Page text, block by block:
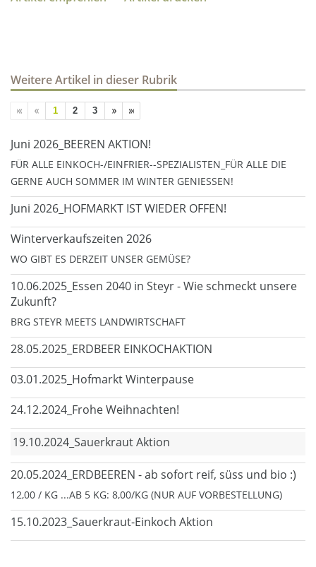
Weitere Artikel in dieser Rubrik
1 2 3
Juni 2026_BEEREN AKTION!
FÜR ALLE EINKOCH-/EINFRIER--SPEZIALISTEN_FÜR ALLE DIE
GERNE AUCH SOMMER IM WINTER GENIESSEN!
Juni 2026_HOFMARKT IST WIEDER OFFEN!
Winterverkaufszeiten 2026
WO GIBT ES DERZEIT UNSER GEMÜSE?
10.06.2025_Essen 2040 in Steyr - Wie schmeckt unsere
Zukunft?
BRG STEYR MEETS LANDWIRTSCHAFT
28.05.2025_ERDBEER EINKOCHAKTION
03.01.2025_Hofmarkt Winterpause
24.12.2024_Frohe Weihnachten!
19.10.2024_Sauerkraut Aktion
20.05.2024_ERDBEEREN - ab sofort reif, süss und bio :)
12,00 / KG ...AB 5 KG: 8,00/KG (NUR AUF VORBESTELLUNG)
15.10.2023_Sauerkraut-Einkoch Aktion